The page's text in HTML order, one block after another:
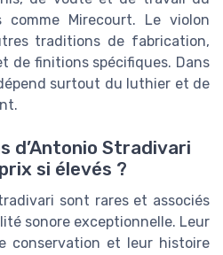
comme Mirecourt. Le violon
traditions de fabrication,
de finitions spécifiques. Dans
surtout du luthier et de
d’Antonio Stradivari
si élevés ?
sont rares et associés
sonore exceptionnelle. Leur
conservation et leur histoire